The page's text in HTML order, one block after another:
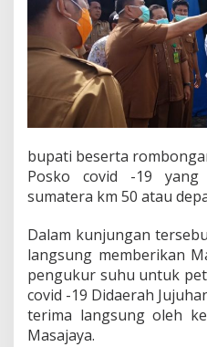
bupati beserta
Posko covid -19
sumatera km 50 atau
Dalam kunjungan
langsung memberikan
pengukur suhu untuk
covid -19 Didaerah
terima langsung oleh
Masajaya.